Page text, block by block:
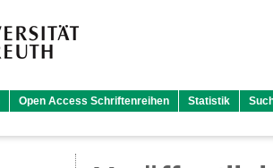
Open Access Schriftenreihen Statistik